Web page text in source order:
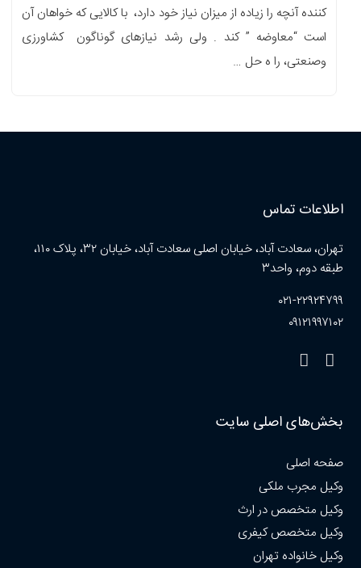
کننده آنچه را زیاده از میزان نیاز خود دارد، با کالایی که خواهان آن
است “معاوضه ” کند . ولی رشد نیازهای گوناگون کشاورزی
وصنعتی، را ه حل …
اطلاعات تماس
تهران، سعادت آباد، خیابان اصلی سعادت آباد، خیابان ۳۲، پلاک ۱۱۰،
طبقه دوم، واحد۳
۰۲۱-۲۲۹۲۴۷۹۹
۰۹۱۲۱۹۹۷۱۰۲
بخش‌های اصلی سایت
صفحه اصلی
وکیل مجرب ملکی
وکیل متخصص در ارث
وکیل متخصص کیفری
وکیل خانواده تهران